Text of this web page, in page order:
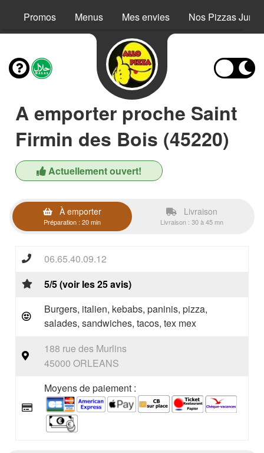
Promos Menus Mes envies Nos Pizzas Junior
A emporter proche Saint
Firmin des Bois (45220)
Actuellement ouvert!
À emporter
Préparation : 20 min
Livraison
Livraison : 30 à 45 mn
06.65.40.09.12
5/5 (voir les 25 avis)
Burgers, italien, kebabs, paninis, pizza,
salades, sandwiches, tacos, tex mex
188 rue des Murlins
45000 ORLEANS
Moyens de paiement :